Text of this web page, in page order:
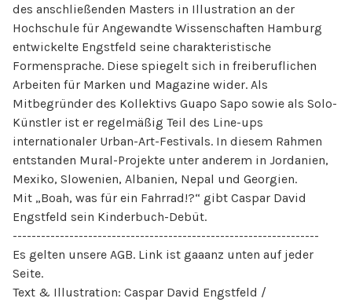
des anschließenden Masters in Illustration an der
Hochschule für Angewandte Wissenschaften Hamburg
entwickelte Engstfeld seine charakteristische
Formensprache. Diese spiegelt sich in freiberuflichen
Arbeiten für Marken und Magazine wider. Als
Mitbegründer des Kollektivs Guapo Sapo sowie als Solo-
Künstler ist er regelmäßig Teil des Line-ups
internationaler Urban-Art-Festivals. In diesem Rahmen
entstanden Mural-Projekte unter anderem in Jordanien,
Mexiko, Slowenien, Albanien, Nepal und Georgien.
Mit „Boah, was für ein Fahrrad!?“ gibt Caspar David
Engstfeld sein Kinderbuch-Debüt.
-----------------------------------------------------------------
Es gelten unsere AGB. Link ist gaaanz unten auf jeder
Seite.
Text & Illustration: Caspar David Engstfeld /